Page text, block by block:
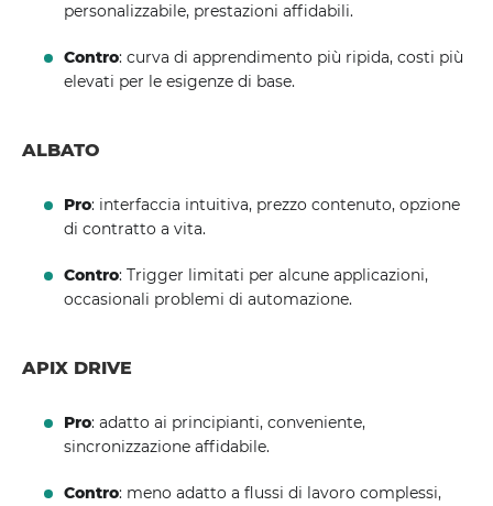
personalizzabile, prestazioni affidabili.
Contro: curva di apprendimento più ripida, costi più
elevati per le esigenze di base.
ALBATO
Pro: interfaccia intuitiva, prezzo contenuto, opzione
di contratto a vita.
Contro: Trigger limitati per alcune applicazioni,
occasionali problemi di automazione.
APIX DRIVE
Pro: adatto ai principianti, conveniente,
sincronizzazione affidabile.
Contro: meno adatto a flussi di lavoro complessi,